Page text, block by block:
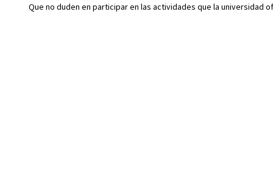
Que no duden en participar en las actividades que la